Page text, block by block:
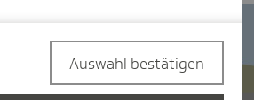
Auswahl bestätigen